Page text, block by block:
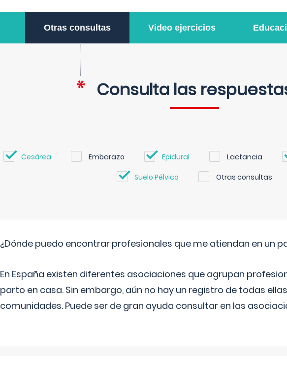
Otras consultas Video ejercicios
Consulta las
Cesárea Embarazo Epidural Lactancia
Suelo Pélvico Otras consultas
¿Dónde puedo encontrar profesionales que me atiendan en un
En España existen diferentes asociaciones que agrupan
parto en casa. Sin embargo, aún no hay un registro de todas
comunidades. Puede ser de gran ayuda consultar en las